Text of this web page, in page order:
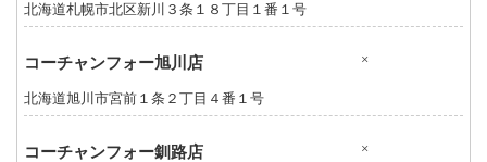
北海道札幌市北区新川３条１８丁目１番１号
コーチャンフォー旭川店 ×
北海道旭川市宮前１条２丁目４番１号
コーチャンフォー釧路店 ×